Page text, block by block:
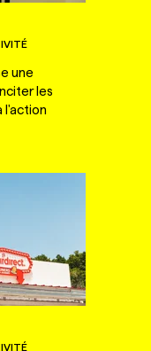
une
les
l'action